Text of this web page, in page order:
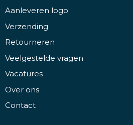
Aanleveren logo
Verzending
Retourneren
Veelgestelde vragen
Vacatures
Over ons
Contact